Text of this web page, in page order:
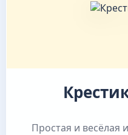
Простая и весёлая